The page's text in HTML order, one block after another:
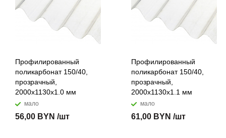
Профилированный
поликарбонат 150/40,
прозрачный,
2000x1130х1.0 мм
мало
56,00 BYN /шт
Профилированный
поликарбонат 150/40,
прозрачный,
2000x1130х1.1 мм
мало
61,00 BYN /шт